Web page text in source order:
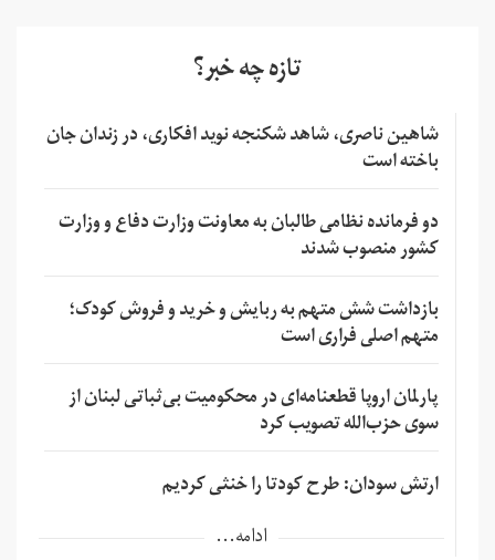
تازه چه خبر؟
شاهین ناصری، شاهد شکنجه نوید افکاری، در زندان جان
باخته است
دو فرمانده نظامی طالبان به معاونت وزارت دفاع و وزارت
کشور منصوب شدند
بازداشت شش متهم به ربایش و خرید و فروش کودک؛
متهم اصلی فراری است
پارلمان اروپا قطعنامه‌ای در محکومیت بی‌ثباتی لبنان از
سوی حزب‌الله تصویب کرد
ارتش سودان: طرح کودتا را خنثی کردیم
ادامه...